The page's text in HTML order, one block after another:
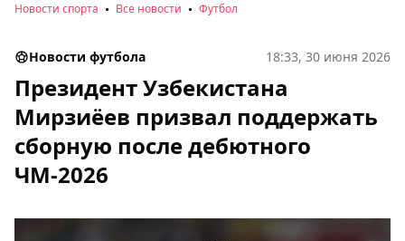
Новости спорта Все новости Футбол
Новости футбола 18:33, 30 июня 2026
Президент Узбекистана
Мирзиёев призвал поддержать
сборную после дебютного
ЧМ‑2026